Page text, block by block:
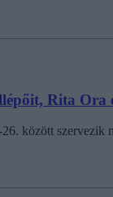
Rita Ora
között szervezik